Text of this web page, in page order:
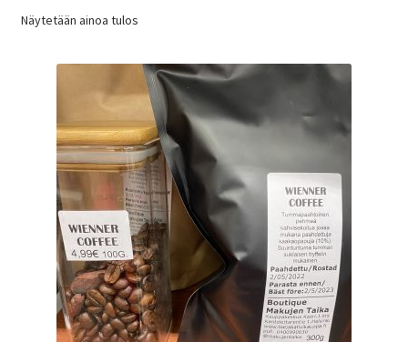
Oma tili
Ostoskori
Tilaus- ja sopimusehdot
Yrityksille
Näytetään ainoa tulos